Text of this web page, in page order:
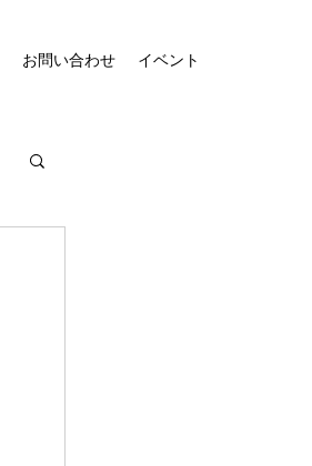
お問い合わせ イベント